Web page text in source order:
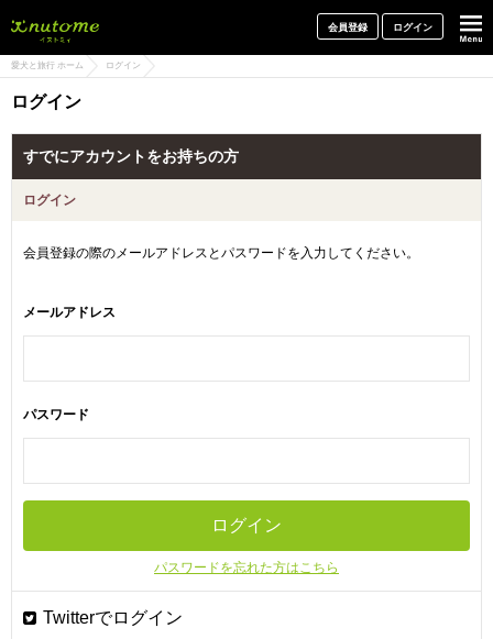
会員登録 ログイン
愛犬と旅行 ホーム ログイン
ログイン
すでにアカウントをお持ちの方
ログイン
会員登録の際のメールアドレスとパスワードを入力してください。
メールアドレス
パスワード
パスワードを忘れた方はこちら